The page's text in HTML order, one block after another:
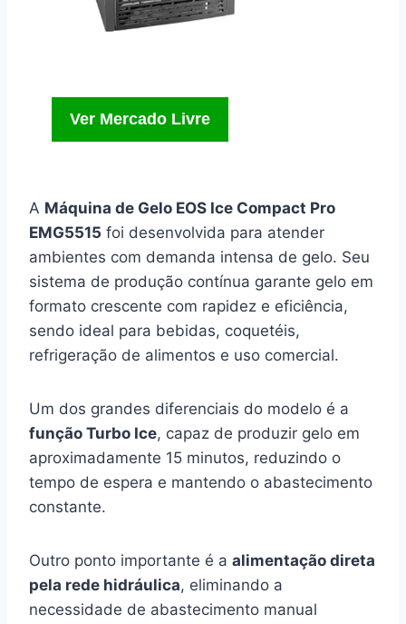
Ver Mercado Livre
A Máquina de Gelo EOS Ice Compact Pro
EMG5515 foi desenvolvida para atender
ambientes com demanda intensa de gelo. Seu
sistema de produção contínua garante gelo em
formato crescente com rapidez e eficiência,
sendo ideal para bebidas, coquetéis,
refrigeração de alimentos e uso comercial.
Um dos grandes diferenciais do modelo é a
função Turbo Ice, capaz de produzir gelo em
aproximadamente 15 minutos, reduzindo o
tempo de espera e mantendo o abastecimento
constante.
Outro ponto importante é a alimentação direta
pela rede hidráulica, eliminando a
necessidade de abastecimento manual